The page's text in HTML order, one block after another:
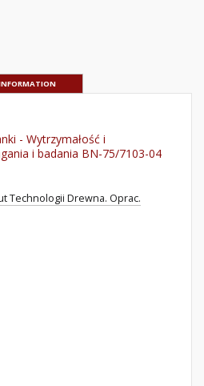
- Wytrzymałość i
i badania BN-75/7103-04
Technologii Drewna. Oprac.